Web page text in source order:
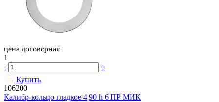
цена договорная
1
-
+
Купить
106200
Калибр-кольцо гладкое 4,90 h 6 ПР МИК